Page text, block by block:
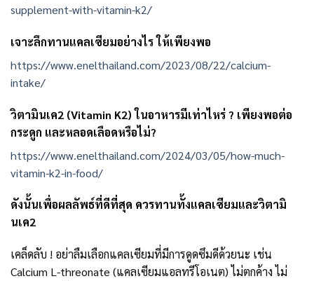
supplement-with-vitamin-k2/
เจาะลึกทานแคลเซียมอย่างไร ให้เพียงพอ
https://www.enelthailand.com/2023/08/22/calcium-
intake/
วิตามินเค2 (Vitamin K2) ในอาหารมีเท่าไหร่ ? เพียงพอต่อ
กระดูก และหลอดเลือดหรือไม่?
https://www.enelthailand.com/2024/03/05/how-much-
vitamin-k2-in-food/
ดังนั้นเพื่อผลลัพธ์ที่ดีที่สุด ควรทานทั้งแคลเซียมและวิตามิ
นเค2
เคล็ดลับ ! อย่าลืมเลือกแคลเซียมที่มีการดูดซึมดีด้วยนะ เช่น
Calcium L-threonate (แคลเซียมแอลทรีโอเนต) ไม่ตกค้าง ไม่